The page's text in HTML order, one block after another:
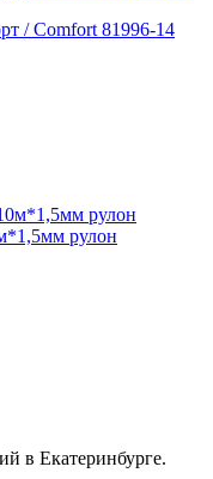
/ Comfort 81996-14
рулон
в Екатеринбурге.